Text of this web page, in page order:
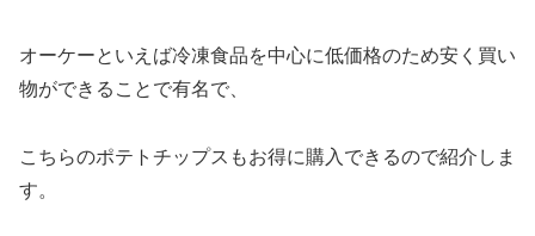
オーケーといえば冷凍食品を中心に低価格のため安く買い
物ができることで有名で、
こちらのポテトチップスもお得に購入できるので紹介しま
す。